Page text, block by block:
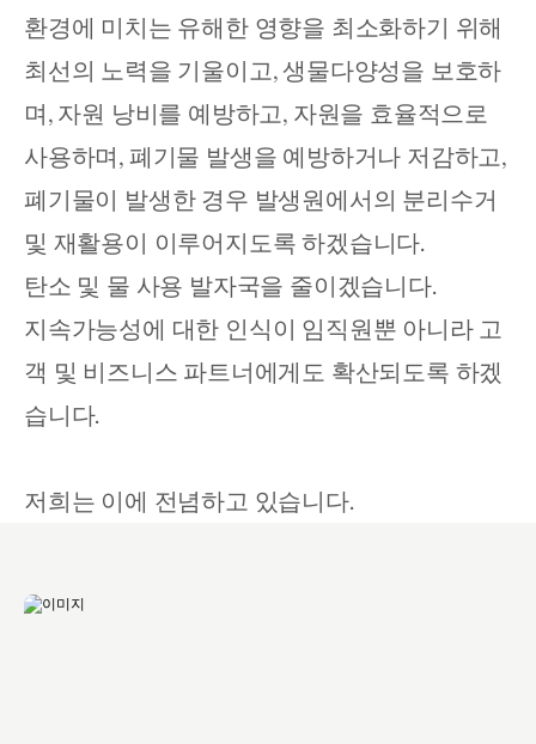
환경에 미치는 유해한 영향을 최소화하기 위해
최선의 노력을 기울이고, 생물다양성을 보호하
며, 자원 낭비를 예방하고, 자원을 효율적으로
사용하며, 폐기물 발생을 예방하거나 저감하고,
폐기물이 발생한 경우 발생원에서의 분리수거
및 재활용이 이루어지도록 하겠습니다.
탄소 및 물 사용 발자국을 줄이겠습니다.
지속가능성에 대한 인식이 임직원뿐 아니라 고
객 및 비즈니스 파트너에게도 확산되도록 하겠
습니다.
저희는 이에 전념하고 있습니다.